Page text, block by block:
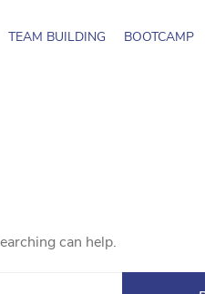
TEAM BUILDING BOOTCAMP
can help.